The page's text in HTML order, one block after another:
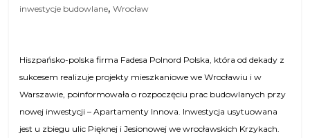
inwestycje budowlane,Wrocław
Hiszpańsko-polska firma Fadesa Polnord Polska, która od dekady z
sukcesem realizuje projekty mieszkaniowe we Wrocławiu i w
Warszawie, poinformowała o rozpoczęciu prac budowlanych przy
nowej inwestycji – Apartamenty Innova. Inwestycja usytuowana
jest u zbiegu ulic Pięknej i Jesionowej we wrocławskich Krzykach.